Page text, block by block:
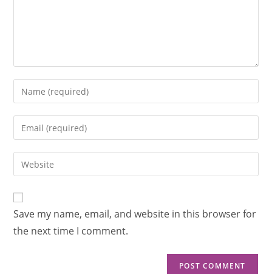
Save my name, email, and website in this browser for
the next time I comment.